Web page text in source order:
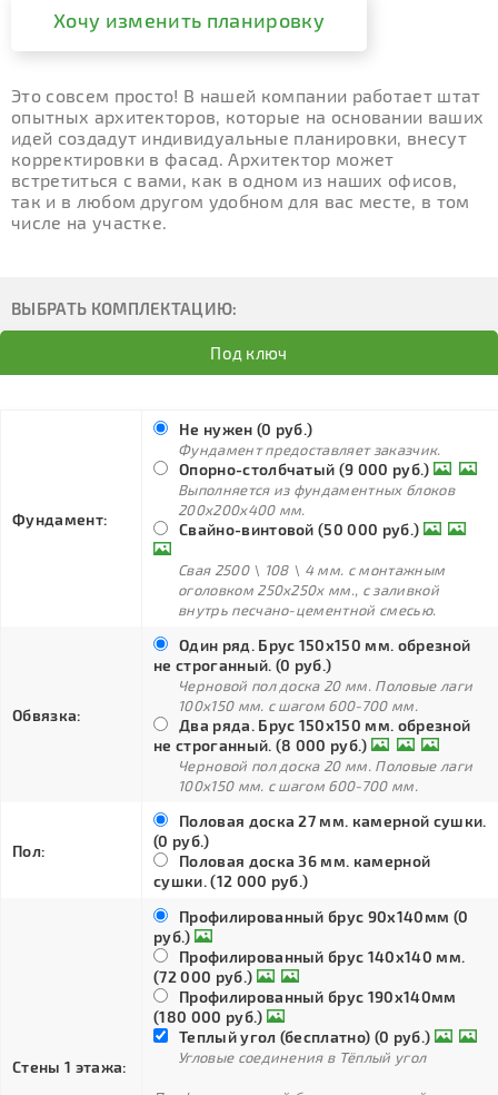
Хочу изменить планировку
Это совсем просто! В нашей компании работает штат
опытных архитекторов, которые на основании ваших
идей создадут индивидуальные планировки, внесут
корректировки в фасад. Архитектор может
встретиться с вами, как в одном из наших офисов,
так и в любом другом удобном для вас месте, в том
числе на участке.
ВЫБРАТЬ КОМПЛЕКТАЦИЮ:
Под ключ
Фундамент:
Не нужен (0 руб.)
Фундамент предоставляет заказчик.
Опорно-столбчатый (9 000 руб.)
Выполняется из фундаментных блоков
200х200х400 мм.
Свайно-винтовой (50 000 руб.)
Свая 2500 \ 108 \ 4 мм. с монтажным
оголовком 250х250х мм., с заливкой
внутрь песчано-цементной смесью.
Обвязка:
Один ряд. Брус 150х150 мм. обрезной
не строганный. (0 руб.)
Черновой пол доска 20 мм. Половые лаги
100х150 мм. с шагом 600-700 мм.
Два ряда. Брус 150х150 мм. обрезной
не строганный. (8 000 руб.)
Черновой пол доска 20 мм. Половые лаги
100х150 мм. с шагом 600-700 мм.
Пол:
Половая доска 27 мм. камерной сушки.
(0 руб.)
Половая доска 36 мм. камерной
сушки. (12 000 руб.)
Стены 1 этажа:
Профилированный брус 90х140мм (0
руб.)
Профилированный брус 140х140 мм.
(72 000 руб.)
Профилированный брус 190х140мм
(180 000 руб.)
Теплый угол (бесплатно) (0 руб.)
Угловые соединения в Тёплый угол